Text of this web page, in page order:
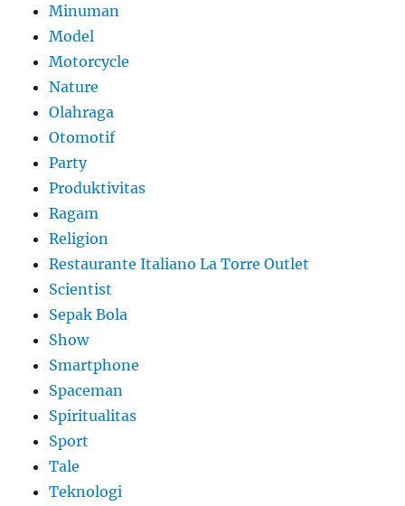
Minuman
Model
Motorcycle
Nature
Olahraga
Otomotif
Party
Produktivitas
Ragam
Religion
Restaurante Italiano La Torre Outlet
Scientist
Sepak Bola
Show
Smartphone
Spaceman
Spiritualitas
Sport
Tale
Teknologi